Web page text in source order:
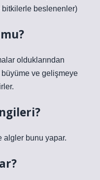
bitkilerle beslenenler)
olduklarından
büyüme ve gelişmeye
algler bunu yapar.